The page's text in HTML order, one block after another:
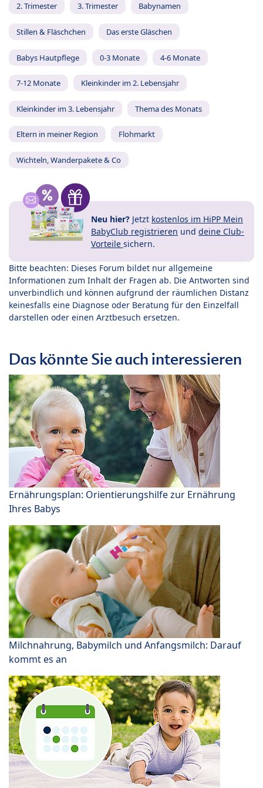
2. Trimester 3. Trimester Babynamen
Stillen & Fläschchen Das erste Gläschen
Babys Hautpflege 0-3 Monate 4-6 Monate
7-12 Monate Kleinkinder im 2. Lebensjahr
Kleinkinder im 3. Lebensjahr Thema des Monats
Eltern in meiner Region Flohmarkt
Wichteln, Wanderpakete & Co
Neu hier? Jetzt kostenlos im HiPP Mein
BabyClub registrieren und deine Club-
Vorteile sichern.
Bitte beachten: Dieses Forum bildet nur allgemeine
Informationen zum Inhalt der Fragen ab. Die Antworten sind
unverbindlich und können aufgrund der räumlichen Distanz
keinesfalls eine Diagnose oder Beratung für den Einzelfall
darstellen oder einen Arztbesuch ersetzen.
Das könnte Sie auch interessieren
Ernährungsplan: Orientierungshilfe zur Ernährung
Ihres Babys
Milchnahrung, Babymilch und Anfangsmilch: Darauf
kommt es an